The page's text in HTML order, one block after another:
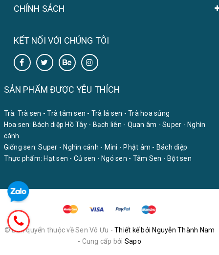
CHÍNH SÁCH
KẾT NỐI VỚI CHÚNG TÔI
SẢN PHẨM ĐƯỢC YÊU THÍCH
Trà: Trà sen - Trà tâm sen - Trà lá sen - Trà hoa súng
Hoa sen: Bách diệp Hồ Tây- Bạch liên - Quan âm - Super - Nghìn
cánh
Giống sen: Super - Nghìn cánh - Mini - Phật âm - Bách diệp
Thực phẩm: Hạt sen - Củ sen - Ngó sen - Tâm Sen - Bột sen
© Bản quyển thuộc về Sen Vô Ưu - Thiết kế bởi Nguyễn Thành Nam
- Cung cấp bởi Sapo